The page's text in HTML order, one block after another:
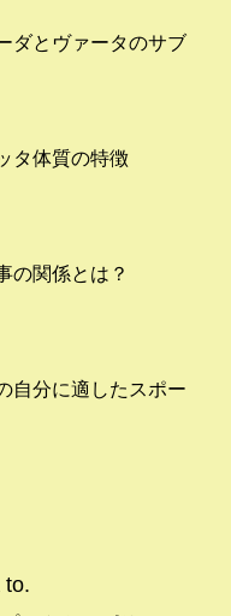
ダとヴァータのサブ
タ体質の特徴
の関係とは？
自分に適したスポー
to.